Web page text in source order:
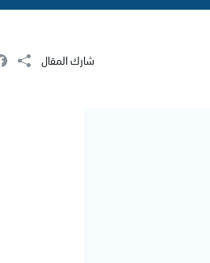
شارك المقال